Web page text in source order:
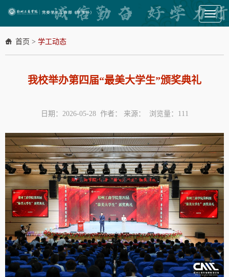
Toggle
首页 > 学工动态
我校举办第四届“最美大学生”颁奖典礼
日期：2026-05-28 作者： 来源： 浏览量： 111